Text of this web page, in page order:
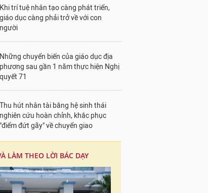
Khi trí tuệ nhân tạo càng phát triển,
giáo dục càng phải trở về với con
người
Những chuyển biến của giáo dục địa
phương sau gần 1 năm thực hiện Nghị
quyết 71
Thu hút nhân tài bằng hệ sinh thái
nghiên cứu hoàn chỉnh, khắc phục
"điểm đứt gãy" về chuyển giao
LÀM THEO LỜI BÁC DẠY